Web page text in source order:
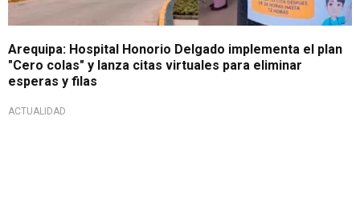
Arequipa: Hospital Honorio Delgado implementa el plan
"Cero colas" y lanza citas virtuales para eliminar
esperas y filas
ACTUALIDAD